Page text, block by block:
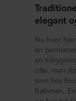
elegant
Nu hvor
en
en
ofte, man
som hos
Bathmen.